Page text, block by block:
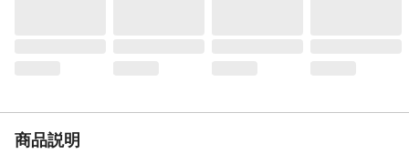
本体サイズ-奥行(cm)
商品説明